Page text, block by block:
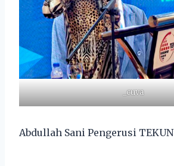
_cuva
Abdullah Sani Pengerusi